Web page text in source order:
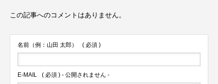
この記事へのコメントはありません。
名前（例：山田 太郎） ( 必須 )
E-MAIL ( 必須 ) - 公開されません -